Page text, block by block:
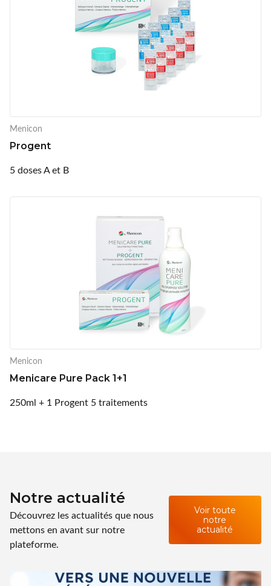
Menicon
Progent
5 doses A et B
Menicon
Menicare Pure Pack 1+1
250ml + 1 Progent 5 traitements
Notre actualité
Découvrez les actualités que nous
mettons en avant sur notre
plateforme.
Voir toute
notre
actualité